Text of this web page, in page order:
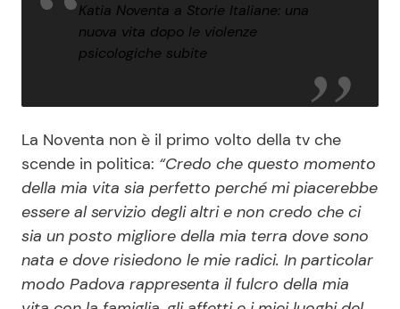
Katia Noventa a Storie Italiane: una
nuova vita dopo le violenze
psicologiche subite
La Noventa non è il primo volto della tv che
scende in politica: “Credo che questo momento
della mia vita sia perfetto perché mi piacerebbe
essere al servizio degli altri e non credo che ci
sia un posto migliore della mia terra dove sono
nata e dove risiedono le mie radici. In particolar
modo Padova rappresenta il fulcro della mia